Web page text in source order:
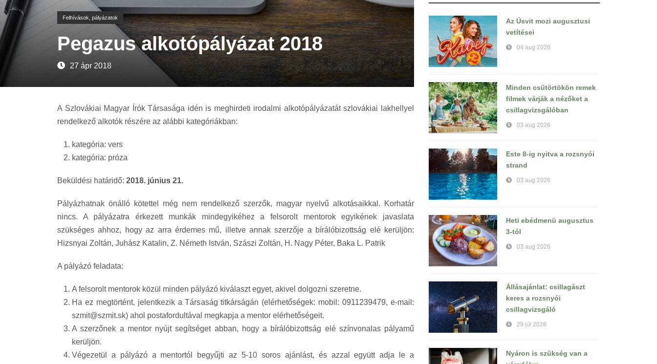
Felhívások, pályázatok
Pegazus alkotópályázat 2018
27 ápr 2018
A Szlovákiai Magyar Írók Társasága idén is meghirdeti irodalmi alkotópályázatát szlovákiai lakhellyel
rendelkező alkotók részére az alábbi kategóriákban:
kategória: vers
kategória: próza
Beküldési határidő: 2018. június 21.
Pályázhatnak önálló kötettel még nem rendelkező szerzők, magyar nyelvű alkotásaikkal. Korhatár
nincs. A pályázatra érkezett munkák mindegyikéhez a felsorolt mentorok egyikének javaslata
szükséges ahhoz, hogy az arra érdemes mű, illetve annak szerzője a bírálóbizottság elé kerüljön:
Hizsnyai Zoltán, Juhász Katalin, Z. Németh István, Szászi Zoltán, H. Nagy Péter, Baka L. Patrik
A pályázó feladata:
A felsorolt mentorok közül minden pályázó kiválaszt egyet, akivel dolgozni szeretne.
Ha ez megtörtént, jelentkezik a Társaság titkárságán (elérhetőségek: mobil: 0911239479, e-mail:
szmit@szmit.sk) ahol postafordultával megkapja a mentor elérhetőségeit.
A szerzőnek a mentor nyújt segítséget abban, hogy a bírálóbizottság elé színvonalas pályamű
kerüljön.
Végezetül a pályázó a mentortól begyűjti az 5-10 soros ajánlást, és azzal együtt adja le a
Az Úsvit mozi augusztusi
vetítései
04 aug 2026
Minden csütörtökön remek
filmek várják a nézőket a
csillagvizsgálóban
03 aug 2026
Este 8-ig nyitva a rozsnyói
strand
03 aug 2026
Heti ebédmenü augusztus
3-tól
03 aug 2026
Állásajánlat: csillagászt
keres a rozsnyói
csillagvizsgáló
29 júl 2026
Nyáron is szükség van a